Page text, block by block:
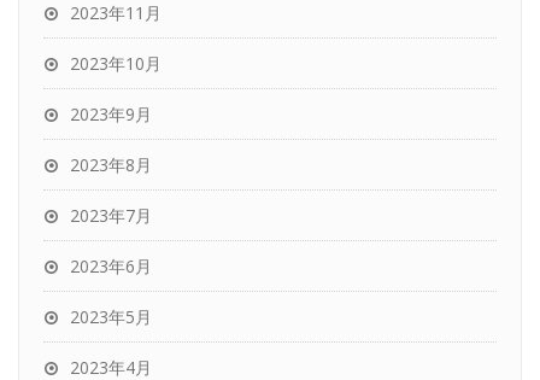
2023年11月
2023年10月
2023年9月
2023年8月
2023年7月
2023年6月
2023年5月
2023年4月